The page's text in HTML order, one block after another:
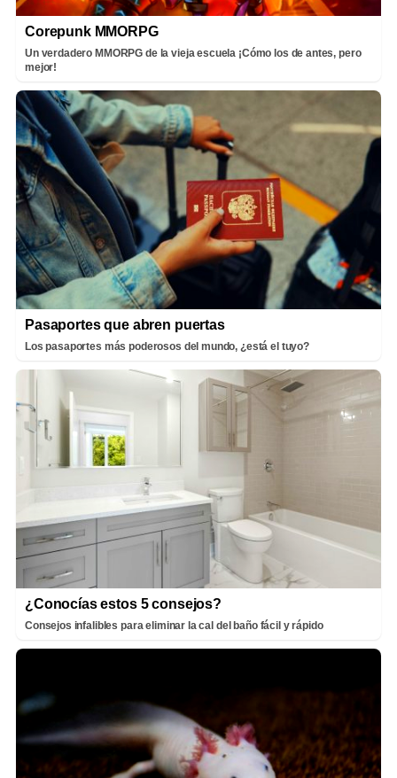
Corepunk MMORPG
Un verdadero MMORPG de la vieja escuela ¡Cómo los de antes, pero
mejor!
Pasaportes que abren puertas
Los pasaportes más poderosos del mundo, ¿está el tuyo?
¿Conocías estos 5 consejos?
Consejos infalibles para eliminar la cal del baño fácil y rápido